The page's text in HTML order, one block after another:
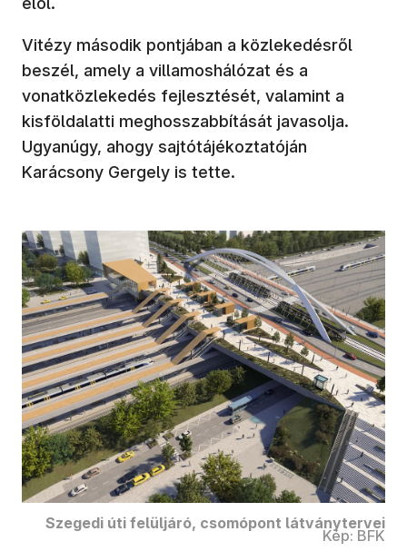
Vitézy második pontjában a közlekedésről
beszél, amely a villamoshálózat és a
vonatközlekedés fejlesztését, valamint a
kisföldalatti meghosszabbítását javasolja.
Ugyanúgy, ahogy sajtótájékoztatóján
Karácsony Gergely is tette.
Szegedi úti felüljáró, csomópont látványtervei
Kép: BFK